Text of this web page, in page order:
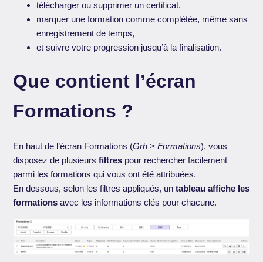
télécharger ou supprimer un certificat,
marquer une formation comme complétée, même sans
enregistrement de temps,
et suivre votre progression jusqu’à la finalisation.
Que contient l’écran
Formations ?
En haut de l’écran Formations (Grh > Formations), vous
disposez de plusieursfiltres pour rechercher facilement
parmi les formations qui vous ont été attribuées.
En dessous, selon les filtres appliqués, untableau affiche les
formations avec les informations clés pour chacune.